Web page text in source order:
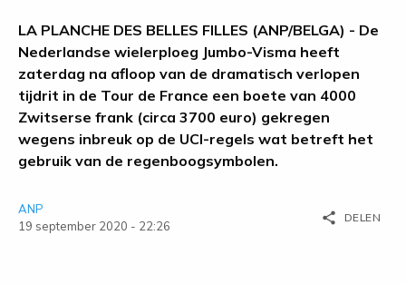
LA PLANCHE DES BELLES FILLES (ANP/BELGA) - De
Nederlandse wielerploeg Jumbo-Visma heeft
zaterdag na afloop van de dramatisch verlopen
tijdrit in de Tour de France een boete van 4000
Zwitserse frank (circa 3700 euro) gekregen
wegens inbreuk op de UCI-regels wat betreft het
gebruik van de regenboogsymbolen.
ANP
19 september 2020 - 22:26
share DELEN